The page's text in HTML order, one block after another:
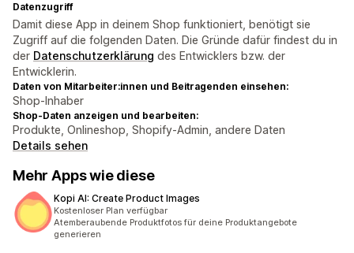
Datenzugriff
Damit diese App in deinem Shop funktioniert, benötigt sie
Zugriff auf die folgenden Daten. Die Gründe dafür findest du in
der Datenschutzerklärung des Entwicklers bzw. der
Entwicklerin.
Daten von Mitarbeiter:innen und Beitragenden einsehen:
Shop-Inhaber
Shop-Daten anzeigen und bearbeiten:
Produkte, Onlineshop, Shopify-Admin, andere Daten
Details sehen
Mehr Apps wie diese
Kopi AI: Create Product Images
Kostenloser Plan verfügbar
Atemberaubende Produktfotos für deine Produktangebote
generieren